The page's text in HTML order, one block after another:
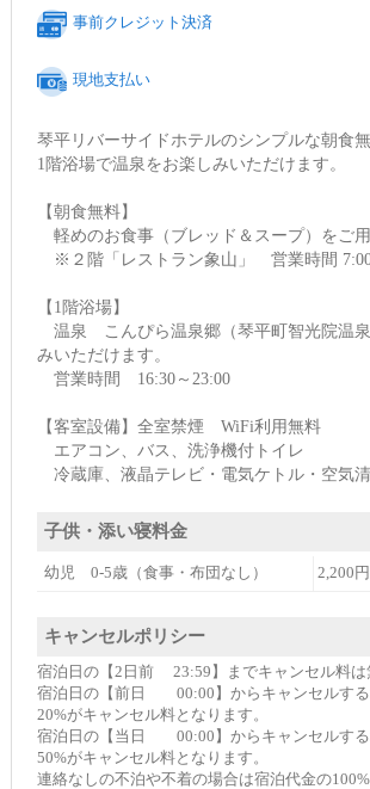
事前クレジット決済
現地支払い
琴平リバーサイドホテルのシンプルな朝食
1階浴場で温泉をお楽しみいただけます。
【朝食無料】
軽めのお食事（ブレッド＆スープ）をご用
※２階「レストラン象山」 営業時間
【1階浴場】
温泉 こんぴら温泉郷（琴平町智光院温泉
みいただけます。
営業時間 16:30～23:00
【客室設備】全室禁煙 WiFi利用無料
エアコン、バス、洗浄機付トイレ
冷蔵庫、液晶テレビ・電気ケトル・空気
子供・添い寝料金
幼児 0-5歳（食事・布団なし） 2,200円
キャンセルポリシー
宿泊日の【2日前 23:59】までキャンセル料は
宿泊日の【前日 00:00】からキャンセルする
20%がキャンセル料となります。
宿泊日の【当日 00:00】からキャンセルする
50%がキャンセル料となります。
連絡なしの不泊や不着の場合は宿泊代金の